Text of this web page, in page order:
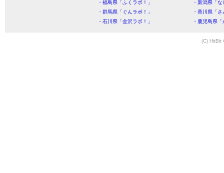
・福島県「ふくラボ！」
・新潟県「
・群馬県「ぐんラボ！」
・香川県「
・石川県「金沢ラボ！」
・鹿児島県
(C) HitBit